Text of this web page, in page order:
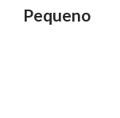
Pequeno